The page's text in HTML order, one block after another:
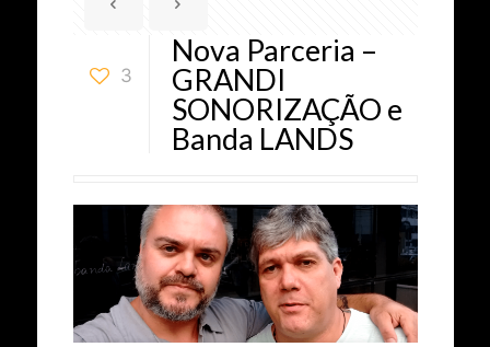
3
Nova Parceria –
GRANDI
SONORIZAÇÃO e
Banda LANDS